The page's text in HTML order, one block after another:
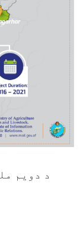
د دويم